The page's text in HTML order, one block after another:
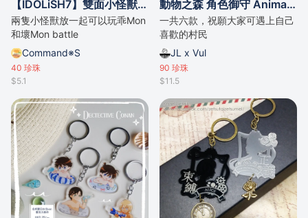
【IDOLiSH7】雙面小怪獸團子吊飾
兩隻小怪獸放一起可以玩乖Mon
和壞Mon battle
Command※S
40 珍珠
$5.1
動物之森 角色御守 Animal Crossing 動物森友會開運護身符掛件
一共六款，祝願大家可遇上自己
喜歡的村民
JL x Vul
90 珍珠
$11.5